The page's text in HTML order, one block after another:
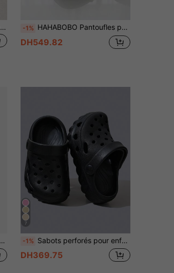
Sabots Eva mignons pour enfants - Légers, antidérapants, sandales d'été et d'intérieur pour garçons et filles, semelle souple et respirante -1% HAHABOBO Pantoufles pour filles à motif floral 3D, simples et à la mode, semelle épaisse en EVA, idéales pour les promenades en extérieur, les voyages, l'école, la plage, parfaites pour le printemps et l'été.
DH549.82
7
-1% Sabots perforés pour enfants, nouveau style printemps/été, garçons et filles, design ajouré minimaliste, chaussures décontractées d'intérieur/extérieur à double usage pour la plage
DH369.75